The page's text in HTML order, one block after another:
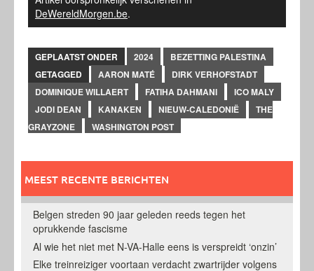
DeWereldMorgen.be.
GEPLAATST ONDER 2024
BEZETTING PALESTINA
GETAGGED
AARON MATÉ
DIRK VERHOFSTADT
DOMINIQUE WILLAERT
FATIHA DAHMANI
ICO MALY
JODI DEAN
KANAKEN NIEUW-CALEDONIË
THE
GRAYZONE
WASHINGTON POST
MEEST RECENTE BERICHTEN
Belgen streden 90 jaar geleden reeds tegen het
oprukkende fascisme
Al wie het niet met N-VA-Halle eens is verspreidt ‘onzin’
Elke treinreiziger voortaan verdacht zwartrijder volgens